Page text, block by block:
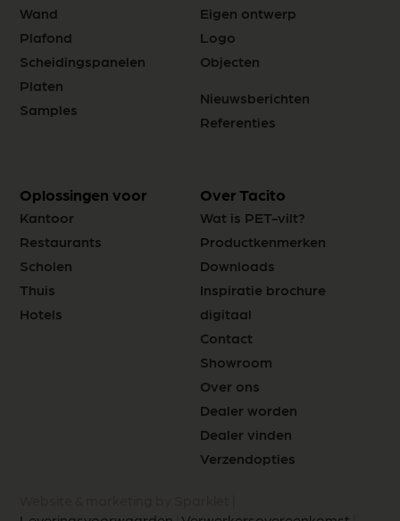
Wand
Plafond
Scheidingspanelen
Platen
Samples
Eigen ontwerp
Logo
Objecten
Nieuwsberichten
Referenties
Oplossingen voor
Kantoor
Restaurants
Scholen
Thuis
Hotels
Over Tacito
Wat is PET-vilt?
Productkenmerken
Downloads
Inspiratie brochure
digitaal
Contact
Showroom
Over ons
Dealer worden
Dealer vinden
Verzendopties